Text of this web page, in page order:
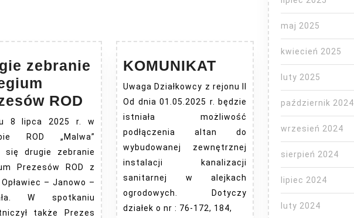
zebranie
ROD Drugie
zebranie
Kolegium
Prezesów
ROD
8 lipca 2025 r. w
ROD „Malwa”
się drugie zebranie
Prezesów ROD z
– Janowo –
W spotkaniu
także Prezes
KOMUNIKAT KOMUNIKAT
Uwaga Działkowcy z rejonu II
Od dnia 01.05.2025 r. będzie
istniała możliwość
podłączenia altan do
wybudowanej zewnętrznej
instalacji kanalizacji
sanitarnej w alejkach
ogrodowych. Dotyczy
działek o nr : 76-172, 184,
maj 2025
kwiecień 2025
luty 2025
październik 2024
wrzesień 2024
sierpień 2024
lipiec 2024
luty 2024